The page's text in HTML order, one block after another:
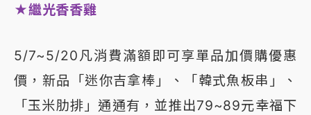
★繼光香香雞
5/7~5/20凡消費滿額即可享單品加價購優惠
價，新品「迷你吉拿棒」、「韓式魚板串」、
「玉米肋排」通通有，並推出79~89元幸福下